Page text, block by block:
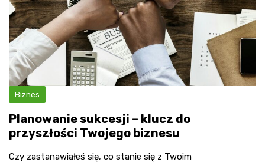
Biznes
Planowanie sukcesji – klucz do
przyszłości Twojego biznesu
Czy zastanawiałeś się, co stanie się z Twoim